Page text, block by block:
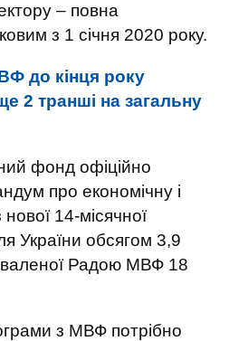
– повна
з 1 січня 2020 року.
до кінця року
2 транші на загальну
фонд офіційно
про економічну і
14-місячної
України обсягом 3,9
Радою МВФ 18
з МВФ потрібно